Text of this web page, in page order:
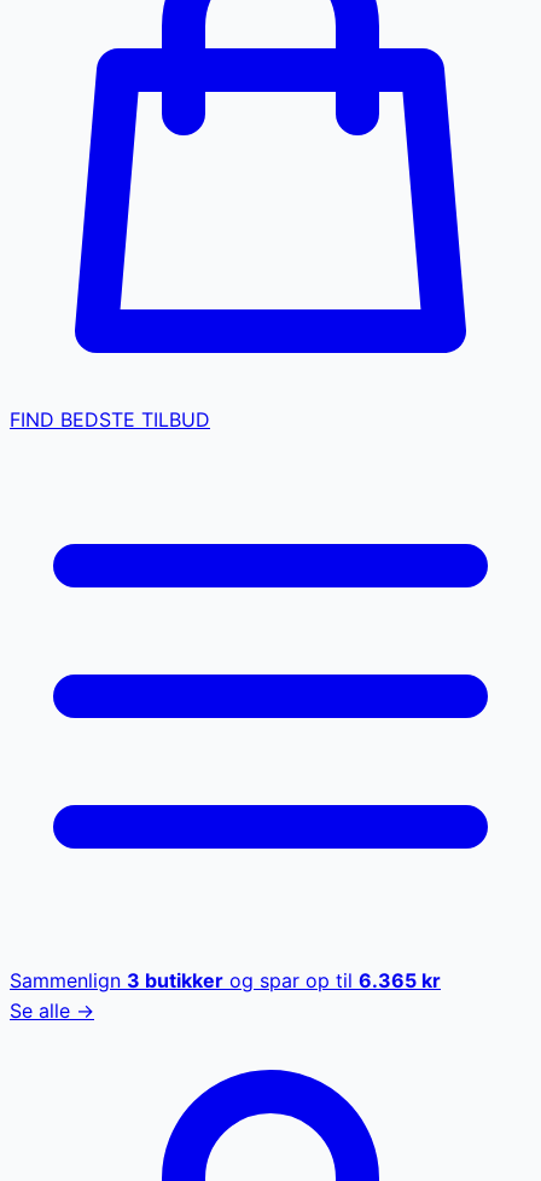
FIND BEDSTE TILBUD
Sammenlign 3 butikker og spar op til 6.365 kr
Se alle →